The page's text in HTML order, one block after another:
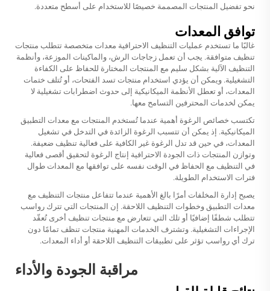
نحو تفضيل المنتجات المصممة خصيصًا للاستخدام على أسطح متعددة.
توافق المعدات
غالبًا ما تستخدم عمليات التنظيف الاحترافية معدات متخصصة تتطلب منتجات
تنظيف متوافقة. يجب أن تعمل زجاجات الرش، والماكينات الموزعة، وأنظمة
التنظيف الآلية بشكل سليم مع المنتجات المختارة للحفاظ على الكفاءة
التشغيلية. ويمكن أن يؤدي استخدام منتجات تسد الفتحات، أو تُتلف ختمات
المعدات، أو تعطل الأنظمة الميكانيكية إلى حدوث اضطرابات تشغيلية لا
يمكن لخدمات المحترفين التسامح معها.
تكتسب خصائص الرغوة أهمية عندما تُستخدم المنتجات مع معدات التطبيق
الميكانيكية. إذ يمكن أن تتسبب الرغوة الزائدة في التدخل في تشغيل
المعدات، في حين قد تدل الرغوة غير الكافية على فعالية تنظيف ضعيفة.
وتوازن المنتجات ذات الجودة الاحترافية إنتاج الرغوة لتحقيق أقصى فعالية
في التنظيف مع الحفاظ في الوقت نفسه على توافقها مع المعدات طوال
فترات الاستخدام الطويلة.
يصبح إدارة المخلفات أمرًا بالغ الأهمية عندما تتفاعل منتجات التنظيف مع
معدات التطبيق وخطوات التنظيف اللاحقة. إن المنتجات التي تترك رواسب
تتطلب شطفًا إضافيًا أو تلك التي تتعارض مع منتجات تنظيف أخرى تُعقّد
الإجراءات التشغيلية. وتشترف الخدمات المهنية منتجات تنظف تمامًا دون
ترك أي رواسب تؤثر على تطبيقات التنظيف اللاحقة أو أداء المعدات.
مراقبة الجودة والأداء